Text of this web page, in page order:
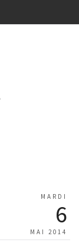
MARDI
6
MAI 2014